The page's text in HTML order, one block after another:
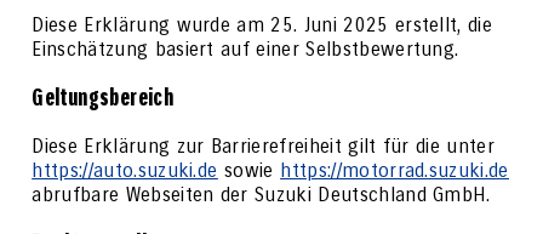
Diese Erklärung wurde am 25. Juni 2025 erstellt, die
Einschätzung basiert auf einer Selbstbewertung.
Geltungsbereich
Diese Erklärung zur Barrierefreiheit gilt für die unter
https://auto.suzuki.de sowie https://motorrad.suzuki.de
abrufbare Webseiten der Suzuki Deutschland GmbH.